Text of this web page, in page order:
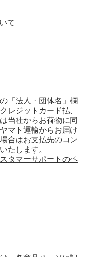
て
「法人・団体名」欄
レジットカード払、
当社からお荷物に同
マト運輸からお届け
合はお支払先のコン
たします。
タマーサポートのペ